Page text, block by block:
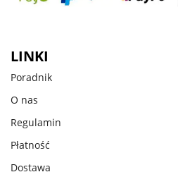
LINKI
Poradnik
O nas
Regulamin
Płatność
Dostawa